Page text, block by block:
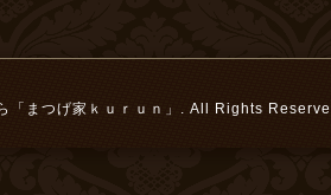
まつげ家ｋｕｒｕｎ」 . All Rights